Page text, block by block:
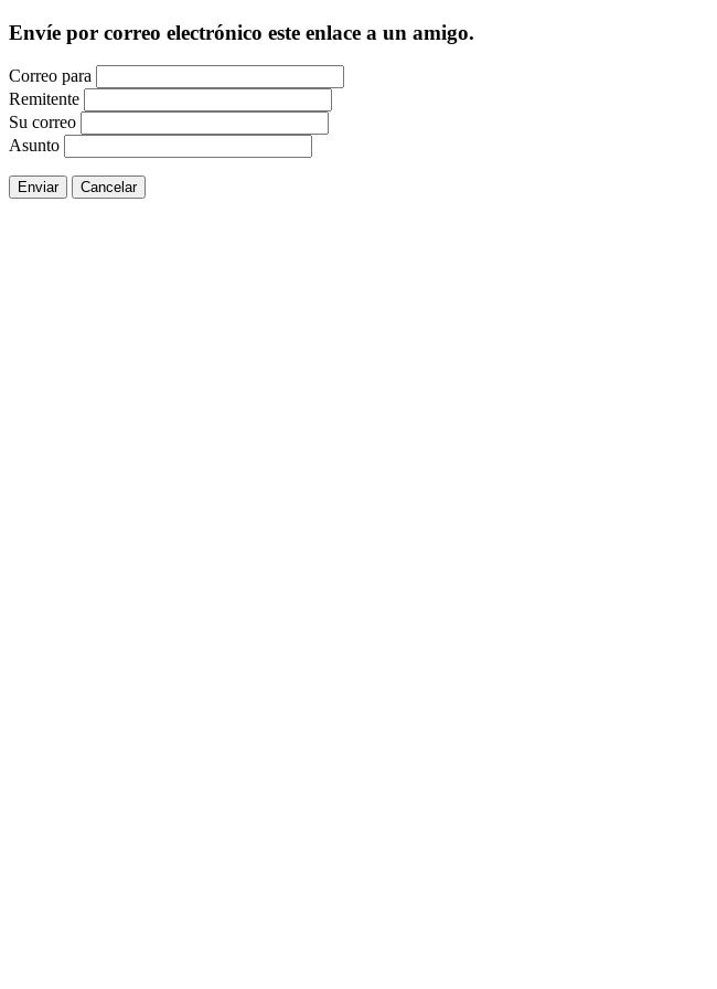
Envíe por correo electrónico este enlace a un amigo.
Correo para
Remitente
Su correo
Asunto